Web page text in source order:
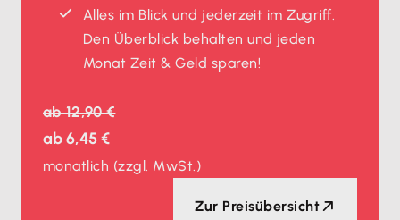
Alles im Blick und jederzeit im Zugriff.
Den Überblick behalten und jeden
Monat Zeit & Geld sparen!
ab12,90 €
ab6,45 €
monatlich (zzgl. MwSt.)
Zur Preisübersicht